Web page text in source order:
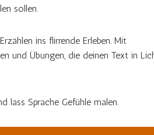
sollen.
ins flirrende Erleben. Mit
und Übungen, die deinen Text in
lass Sprache Gefühle malen.